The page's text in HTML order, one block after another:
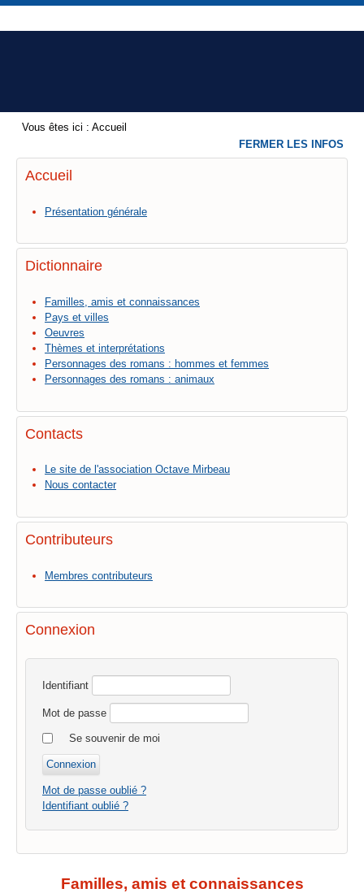
Vous êtes ici : Accueil
Accueil
Présentation générale
Dictionnaire
Familles, amis et connaissances
Pays et villes
Oeuvres
Thèmes et interprétations
Personnages des romans : hommes et femmes
Personnages des romans : animaux
Contacts
Le site de l'association Octave Mirbeau
Nous contacter
Contributeurs
Membres contributeurs
Connexion
Identifiant
Mot de passe
Se souvenir de moi
Mot de passe oublié ?
Identifiant oublié ?
Familles, amis et connaissances
FERMER LES INFOS